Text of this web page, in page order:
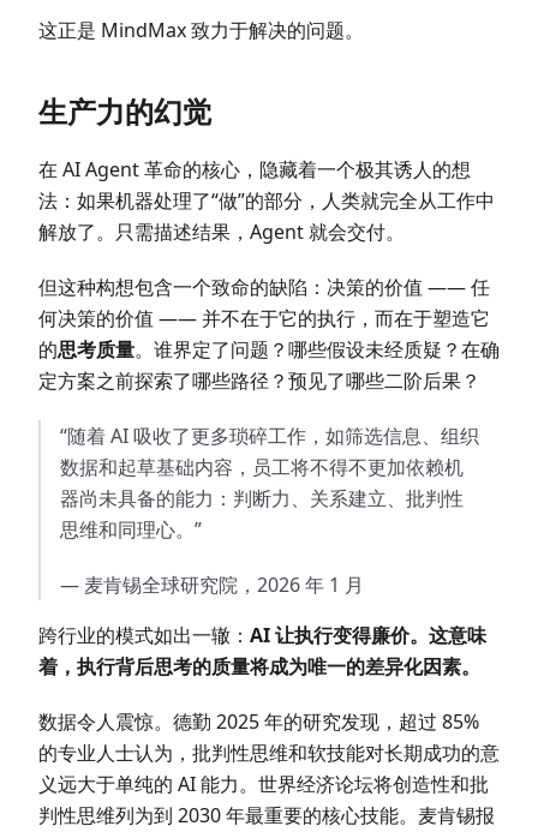
这正是 MindMax 致力于解决的问题。
生产力的幻觉
在 AI Agent 革命的核心，隐藏着一个极其诱人的想
法：如果机器处理了“做”的部分，人类就完全从工作中
解放了。只需描述结果，Agent 就会交付。
但这种构想包含一个致命的缺陷：决策的价值 —— 任
何决策的价值 —— 并不在于它的执行，而在于塑造它
的思考质量。谁界定了问题？哪些假设未经质疑？在确
定方案之前探索了哪些路径？预见了哪些二阶后果？
“随着 AI 吸收了更多琐碎工作，如筛选信息、组织
数据和起草基础内容，员工将不得不更加依赖机
器尚未具备的能力：判断力、关系建立、批判性
思维和同理心。”
— 麦肯锡全球研究院，2026 年 1 月
跨行业的模式如出一辙： AI 让执行变得廉价。这意味
着，执行背后思考的质量将成为唯一的差异化因素。
数据令人震惊。德勤 2025 年的研究发现，超过 85%
的专业人士认为，批判性思维和软技能对长期成功的意
义远大于单纯的 AI 能力。世界经济论坛将创造性和批
判性思维列为到 2030 年最重要的核心技能。麦肯锡报